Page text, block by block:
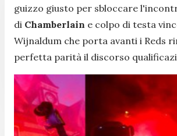
guizzo giusto per sbloccare
di Chamberlain e colpo di testa
Wijnaldum che porta avanti i Reds
perfetta parità il discorso